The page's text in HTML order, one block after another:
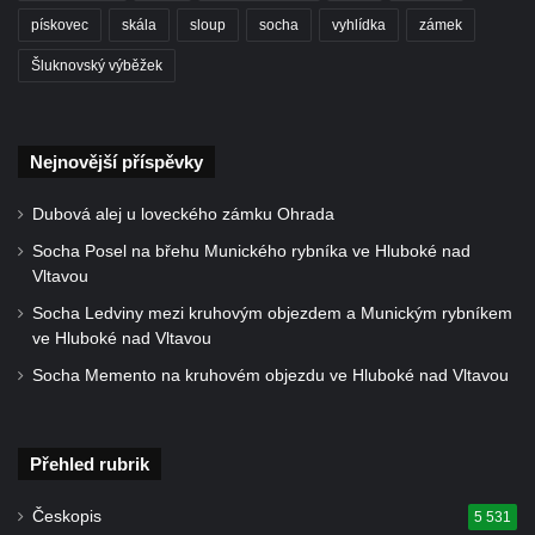
Němcové v Duchcově
Památník Johanna Wolfganga Goetha u
svatých Petra a Pavla v Jeníkově
svatých Petra a Pavla v Jeníkově
Socha svatého Petra před kostelem svatých
Socha svatého Jana Nepomuckého před
Plešným
pískovec skála sloup socha vyhlídka zámek
Šluknovský výběžek
Nejnovější příspěvky
Dubová alej u loveckého zámku Ohrada
Socha Posel na břehu Munického rybníka ve Hluboké nad
Vltavou
Socha Ledviny mezi kruhovým objezdem a Munickým rybníkem
ve Hluboké nad Vltavou
Socha Memento na kruhovém objezdu ve Hluboké nad Vltavou
Přehled rubrik
Českopis 5 531